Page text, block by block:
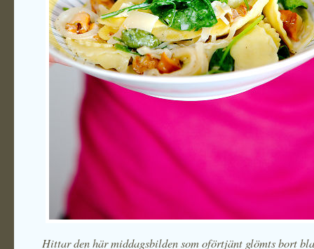
Hittar den här middagsbilden som oförtjänt glömts bort